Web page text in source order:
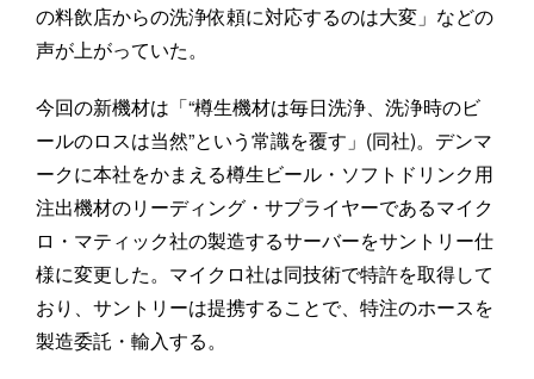
の料飲店からの洗浄依頼に対応するのは大変」などの
声が上がっていた。
今回の新機材は「“樽生機材は毎日洗浄、洗浄時のビ
ールのロスは当然”という常識を覆す」(同社)。デンマ
ークに本社をかまえる樽生ビール・ソフトドリンク用
注出機材のリーディング・サプライヤーであるマイク
ロ・マティック社の製造するサーバーをサントリー仕
様に変更した。マイクロ社は同技術で特許を取得して
おり、サントリーは提携することで、特注のホースを
製造委託・輸入する。